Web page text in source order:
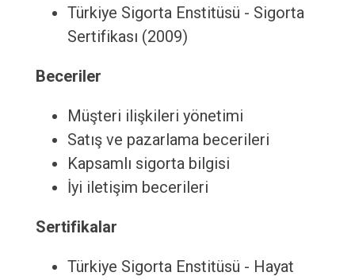
Türkiye Sigorta Enstitüsü - Sigorta
Sertifikası (2009)
Beceriler
Müşteri ilişkileri yönetimi
Satış ve pazarlama becerileri
Kapsamlı sigorta bilgisi
İyi iletişim becerileri
Sertifikalar
Türkiye Sigorta Enstitüsü - Hayat